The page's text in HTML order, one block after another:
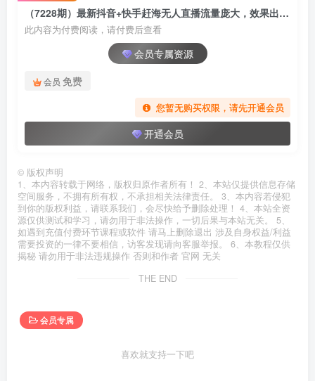
（7228期）最新抖音+快手赶海无人直播流量庞大，效果出奇的好（教程+素材）
此内容为付费阅读，请付费后查看
会员专属资源
会员 免费
您暂无购买权限，请先开通会员
开通会员
© 版权声明
1、本内容转载于网络，版权归原作者所有！ 2、本站仅提供信息存储
空间服务，不拥有所有权，不承担相关法律责任。 3、本内容若侵犯
到你的版权利益，请联系我们，会尽快给予删除处理！ 4、本站全资
源仅供测试和学习，请勿用于非法操作，一切后果与本站无关。 5、
如遇到充值付费环节课程或软件 请马上删除退出 涉及自身权益/利益
需要投资的一律不要相信，访客发现请向客服举报。 6、本教程仅供
揭秘 请勿用于非法违规操作 否则和作者 官网 无关
THE END
会员专属
喜欢就支持一下吧